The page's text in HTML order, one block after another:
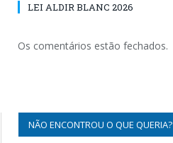
LEI ALDIR BLANC 2026
Os comentários estão fechados.
NÃO ENCONTROU O QUE QUERIA?